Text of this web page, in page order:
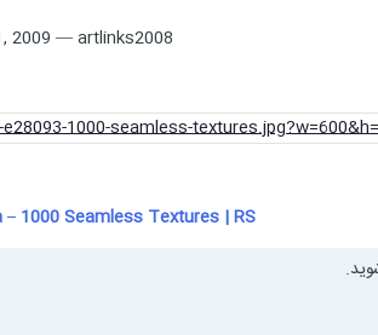
2009 — artlinks2008
1000 Seamless Textures | RS